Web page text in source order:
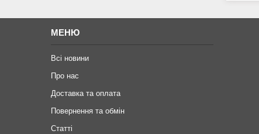
МЕНЮ
Всі новини
Про нас
Доставка та оплата
Повернення та обмiн
Статтi